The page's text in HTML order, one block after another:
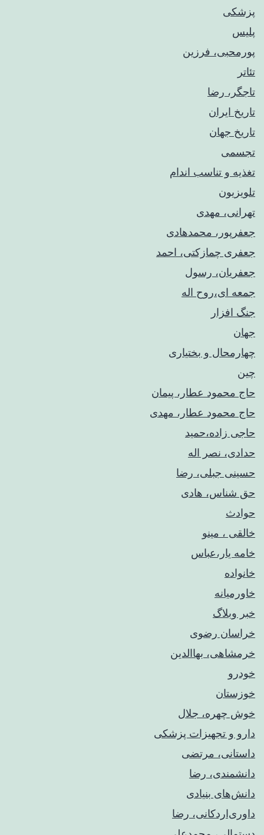
پزشکی
پلیس
پورمحبی، فرزین
تئاتر
تاجگر، رضا
تاریخ ایران
تاریخ جهان
تجسمی
تغذیه و تناسب اندام
تلویزیون
تهرانی، مهدی
جعفرپور، محمدهادی
جعفری چمازکتی، احمد
جعفریان، رسول
جمعه ای،روح اله
جنگ افزار
جهان
چهارمحال و بختیاری
چین
حاج محمود عطار، پیمان
حاج محمود عطار، مهدی
حاجی زاده،حمید
حدادی، نصر اله
حسینی جبلی، رضا
حق شناس، هادی
حوادث
خالقی ، مینو
خامه یار،عباس
خانواده
خاورمیانه
خبر وبلاگ
خراسان رضوی
خرمشاهی، بهاالدین
خودرو
خوزستان
خوش چهره، جلال
دارو و تجهیزات پزشکی
داستانی، مرتضی
دانشمندی، رضا
دانش‌های بنیادی
داوری‌اردکانی، رضا